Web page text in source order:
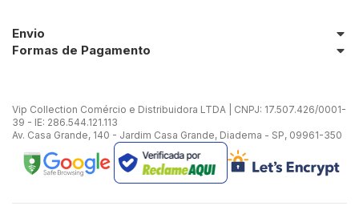
Envio
Formas de Pagamento
Vip Collection Comércio e Distribuidora LTDA | CNPJ: 17.507.426/0001-
39 - IE: 286.544.121.113
Av. Casa Grande, 140 - Jardim Casa Grande, Diadema - SP, 09961-350